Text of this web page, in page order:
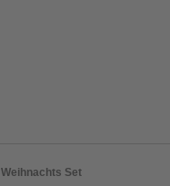
Weihnachts Set